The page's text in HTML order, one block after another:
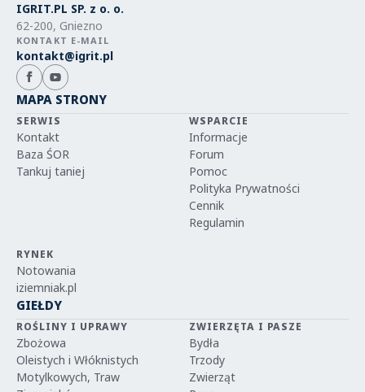
IGRIT.PL SP. z o. o.
62-200, Gniezno
KONTAKT E-MAIL
kontakt@igrit.pl
MAPA STRONY
SERWIS
Kontakt
Baza ŚOR
Tankuj taniej
WSPARCIE
Informacje
Forum
Pomoc
Polityka Prywatności
Cennik
Regulamin
RYNEK
Notowania
iziemniak.pl
GIEŁDY
ROŚLINY I UPRAWY
Zbożowa
Oleistych i Włóknistych
Motylkowych, Traw
ZWIERZĘTA I PASZE
Bydła
Trzody
Zwierząt